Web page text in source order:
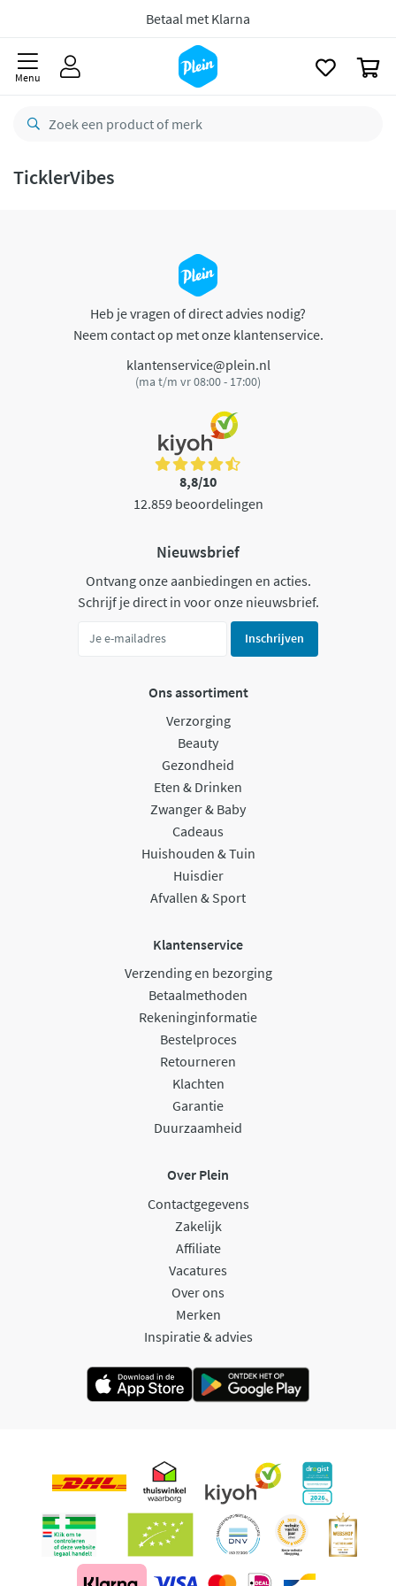
Betaal met Klarna
Menu
TicklerVibes
Heb je vragen of direct advies nodig?
Neem contact op met onze klantenservice.
klantenservice@plein.nl
(ma t/m vr 08:00 - 17:00)
8,8/10
12.859 beoordelingen
Nieuwsbrief
Ontvang onze aanbiedingen en acties.
Schrijf je direct in voor onze nieuwsbrief.
Inschrijven
Ons assortiment
Verzorging
Beauty
Gezondheid
Eten & Drinken
Zwanger & Baby
Cadeaus
Huishouden & Tuin
Huisdier
Afvallen & Sport
Klantenservice
Verzending en bezorging
Betaalmethoden
Rekeninginformatie
Bestelproces
Retourneren
Klachten
Garantie
Duurzaamheid
Over Plein
Contactgegevens
Zakelijk
Affiliate
Vacatures
Over ons
Merken
Inspiratie & advies